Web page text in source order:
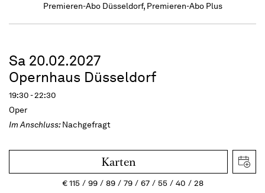
Premieren-Abo Düsseldorf, Premieren-Abo Plus
Sa 20.02.2027
Opernhaus Düsseldorf
19:30 - 22:30
Oper
Im Anschluss:Nachgefragt
Karten
€115 99 89 79 67 55 40
28